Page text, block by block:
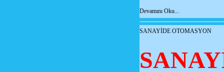
Devamını Oku...
SANAYİDE OTOMASYON